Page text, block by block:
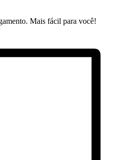
Mais fácil para você!